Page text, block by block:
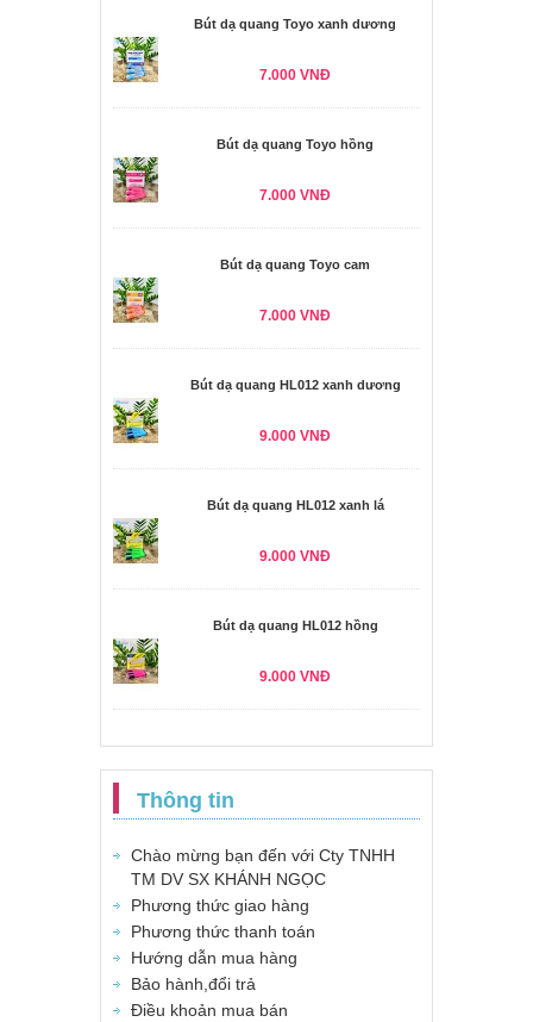
Bút dạ quang Toyo xanh dương
7.000 VNĐ
Bút dạ quang Toyo hồng
7.000 VNĐ
Bút dạ quang Toyo cam
7.000 VNĐ
Bút dạ quang HL012 xanh dương
9.000 VNĐ
Bút dạ quang HL012 xanh lá
9.000 VNĐ
Bút dạ quang HL012 hồng
9.000 VNĐ
Thông tin
Chào mừng bạn đến với Cty TNHH
TM DV SX KHÁNH NGỌC
Phương thức giao hàng
Phương thức thanh toán
Hướng dẫn mua hàng
Bảo hành,đổi trả
Điều khoản mua bán